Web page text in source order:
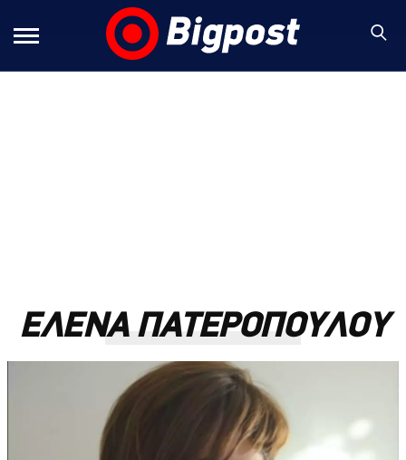
ΕΛΕΝΑ ΠΑΤΕΡΟΠΟΥΛΟΥ